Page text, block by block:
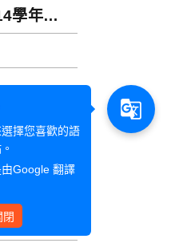
學年度第
擇您喜歡的語
Google 翻譯
閉
g_translate